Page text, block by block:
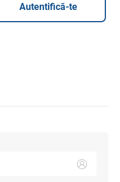
Autentifică-te